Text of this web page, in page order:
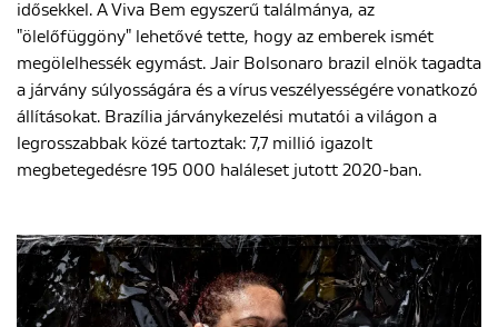
idősekkel. A Viva Bem egyszerű találmánya, az
"ölelőfüggöny" lehetővé tette, hogy az emberek ismét
megölelhessék egymást. Jair Bolsonaro brazil elnök tagadta
a járvány súlyosságára és a vírus veszélyességére vonatkozó
állításokat. Brazília járványkezelési mutatói a világon a
legrosszabbak közé tartoztak: 7,7 millió igazolt
megbetegedésre 195 000 haláleset jutott 2020-ban.